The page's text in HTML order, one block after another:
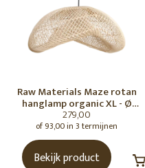
Raw Materials Maze rotan
hanglamp organic XL - Ø
75x31 cm
279,00
of 93,00 in 3 termijnen
Bekijk product